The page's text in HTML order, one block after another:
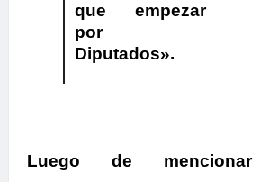
que empezar
por
Diputados».
Luego de mencionar